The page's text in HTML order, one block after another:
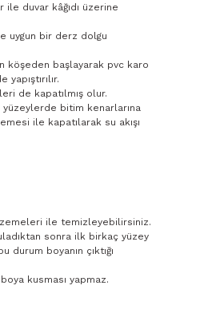
duvar kâğıdı üzerine
uygun bir derz dolgu
köşeden başlayarak pvc karo
de kapatılmış olur.
yüzeylerde bitim kenarlarına
ile kapatılarak su akışı
ile temizleyebilirsiniz.
sonra ilk birkaç yüzey
boyanın çıktığı
kusması yapmaz.